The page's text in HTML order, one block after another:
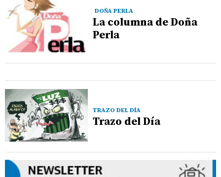
DOÑA PERLA
La columna de Doña
Perla
TRAZO DEL DÍA
Trazo del Día